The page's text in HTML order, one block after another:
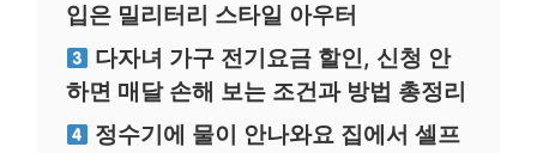
입은 밀리터리 스타일 아우터
다자녀 가구 전기요금 할인, 신청 안
하면 매달 손해 보는 조건과 방법 총정리
정수기에 물이 안나와요 집에서 셀프